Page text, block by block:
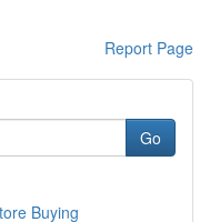
Report Page
Go
Buying